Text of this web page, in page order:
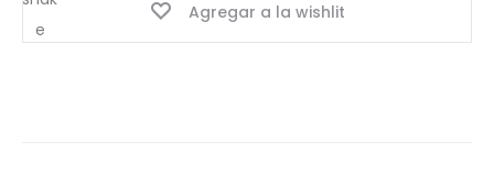
Agregar a la wishlit